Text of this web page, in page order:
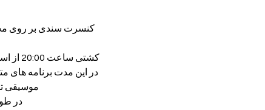
کشتی ساعت 20:00 از اسکله ببک استانبول حرکت می کند و پس از گشت 4 ساعته درساعت 24:00 به اسکله کاباتاش می رسد .
در این مدت برنامه
موسیقی
در